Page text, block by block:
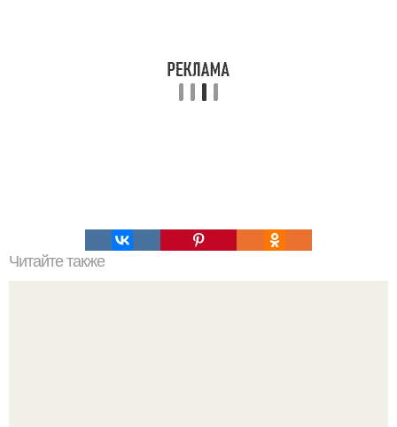
Читайте также